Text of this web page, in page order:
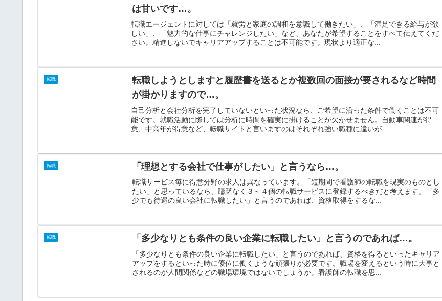
は甘いです…。
転職エージェントに対しては「就労と家庭の調和を意識して働きたい」、「満足できる給与が欲
しい」、「魅力的な仕事にチャレンジしたい」など、あなたが希望することをすべて伝えてくだ
さい。精進しないでキャリアアップすることは不可能です。現状より適正な...
転職
転職しようとしますと履歴書を送るとか複数回の面接が要されるなど時間
が掛かりますので…。
自己分析と会社分析を完了していないといった状況なら、ご希望に沿った条件で働くことは不可
能です。就職活動に際しては分析に時間を確実に掛けることが欠かせません。自動車関連が得
意、中高年が得意など、転職サイトと言いますのはそれぞれ強い職種に違いが...
転職 「理想とする会社で仕事がしたい」と言うなら…。
転職サービス毎に得意分野の求人は異なっています。「短期間で看護師の転職を現実のものとし
たい」と思っているなら、躊躇なく３～４個の転職サービスに登録するべきだと考えます。「多
少でも待遇の良い会社に転職したい」と言うのであれば、資格取得をするな...
転職 「多少なりとも条件の良い企業に転職したい」と言うのであれば…。
「多少なりとも条件の良い企業に転職したい」と言うのであれば、資格を得るといったキャリア
アップをするといった時に優位に働くような頑張りが必要です。職場を変えるという時に大事と
されるのが人間関係などの職場環境ではないでしょうか。看護師の転職を思...